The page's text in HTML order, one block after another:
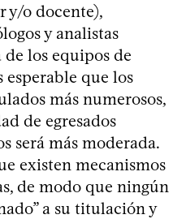
y/o docente),
y analistas
los equipos de
esperable que los
más numerosos,
de egresados
será más moderada.
existen mecanismos
de modo que ningún
a su titulación y